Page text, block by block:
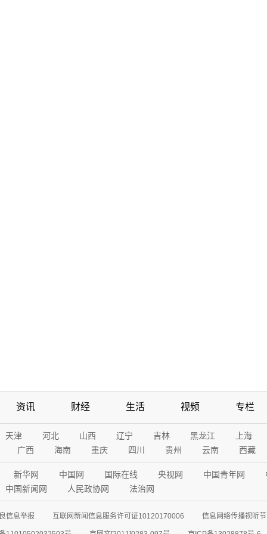
资讯 财经 生活 视频 专栏
天津 河北 山西 辽宁 吉林 黑龙江
上海
广西 海南 重庆 四川 贵州 云南 西藏
新华网 中国网 国际在线 央视网 中国青年网
中国新闻网 人民政协网 法治网
信息举报 互联网新闻信息服务许可证10120170006 信息网络传播视听